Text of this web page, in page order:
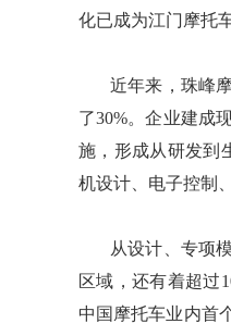
化已成为江门摩托
近年来，珠峰摩
了30%。企业建成
施，形成从研发到
机设计、电子控制
从设计、专项模
区域，还有着超过
中国摩托车业内首